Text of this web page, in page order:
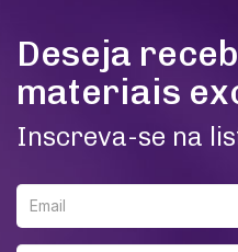
Deseja
materiais
Inscreva-se na